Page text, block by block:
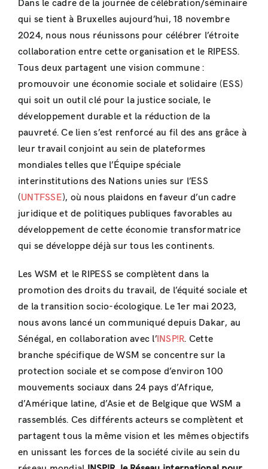
Dans le cadre de la journée de célébration/séminaire
qui se tient à Bruxelles aujourd’hui, 18 novembre
2024, nous nous réunissons pour célébrer l’étroite
collaboration entre cette organisation et le RIPESS.
Tous deux partagent une vision commune :
promouvoir une économie sociale et solidaire (ESS)
qui soit un outil clé pour la justice sociale, le
développement durable et la réduction de la
pauvreté. Ce lien s’est renforcé au fil des ans grâce à
leur travail conjoint au sein de plateformes
mondiales telles que l’Équipe spéciale
interinstitutions des Nations unies sur l’ESS
(UNTFSSE), où nous plaidons en faveur d’un cadre
juridique et de politiques publiques favorables au
développement de cette économie transformatrice
qui se développe déjà sur tous les continents.
Les WSM et le RIPESS se complètent dans la
promotion des droits du travail, de l’équité sociale et
de la transition socio-écologique. Le 1er mai 2023,
nous avons lancé un communiqué depuis Dakar, au
Sénégal, en collaboration avec l’INSP!R. Cette
branche spécifique de WSM se concentre sur la
protection sociale et se compose d’environ 100
mouvements sociaux dans 24 pays d’Afrique,
d’Amérique latine, d’Asie et de Belgique que WSM a
rassemblés. Ces différents acteurs se complètent et
partagent tous la même vision et les mêmes objectifs
en unissant les forces de la société civile au sein du